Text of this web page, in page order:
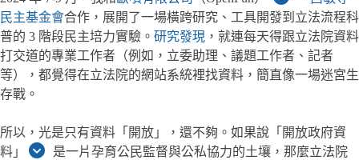
民主基金會合作，展開了一場橫跨研究、工具開發到立法流程科
普的 3 階段民主培力實驗。 研究發現 ，就連每天得跟立法院資料
打交道的專業工作者（例如，立委助理、議題工作者、記者
等），都覺得在立法院的網站系統裡找資料，簡直像一場迷宮生
存戰。
所以，光是只有資料「開放」，還不夠。如果說「開放政府資
料」
是一片孕育公民監督與公私協力的土壤，那麼立法院